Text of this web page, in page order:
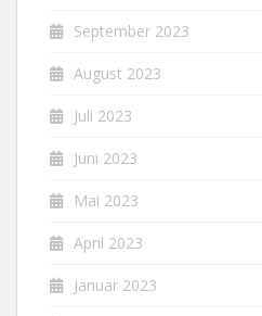
September 2023
August 2023
Juli 2023
Juni 2023
Mai 2023
April 2023
Januar 2023